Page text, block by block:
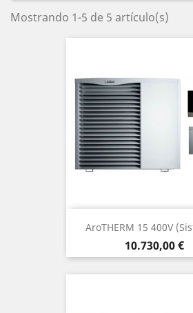
Mostrando 1-5 de 5 artículo(s)
AroTHERM 15 400V
Precio
10.730,00 €